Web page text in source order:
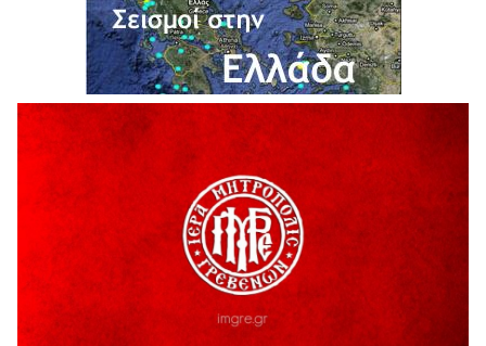
ΕΥΧΑΡΙΣΤΙΕΣ Φυσιολατρικού Συλλόγου Γρεβενών
4 Αυγούστου 2026
Έκτακτη χρηματοδότηση 400.000€ για επιπλέον εργασίες
στο Δημοτικό Στάδιο Γρεβενών «Μίλτος Τεντόγλου»
4 Αυγούστου 2026
Τελικά τι είναι πολιτισμός;
Ολοσχερής καταστροφή κατοικίας από πυρκαγιά στην
Καληράχη Γρεβενών
ΚΑΤΑΓΡΑΦΗ ΤΕΚΜΗΡΙΩΣΗ ΚΑΙ ΨΗΦΙΟΠΟΙΗΣΗ ΤΩΝ
ΜΑΣΤΟΡΙΚΩΝ ΕΡΓΑΛΕΙΩΝ ΤΗΣ ΣΥΛΛΟΓΗΣ ΚΥΠΑΡΙΣΣΙΟΥ
ΓΡΕΒΕΝΩΝ